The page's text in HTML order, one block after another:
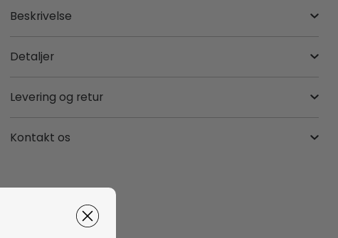
Beskrivelse
Detaljer
Levering og retur
Kontakt os